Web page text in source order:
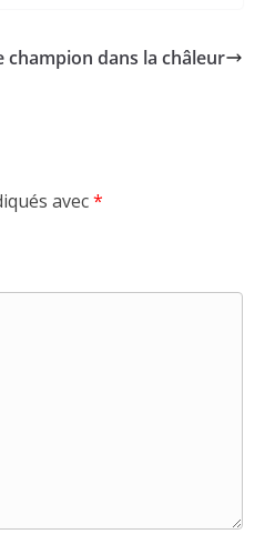
champion dans la châleur
avec*